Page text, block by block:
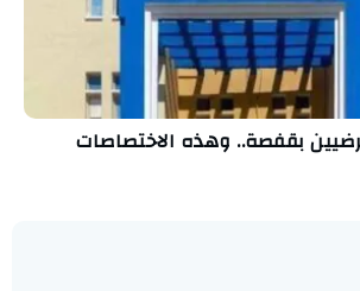
بقفصة.. وهذه الاختصاصات